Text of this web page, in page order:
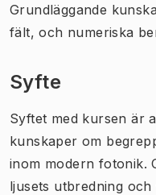
Grundläggande
fält, och numeriska
Syfte
Syftet med kursen är
kunskaper om
inom modern fotonik.
ljusets utbredning